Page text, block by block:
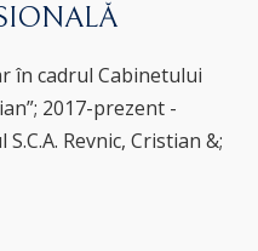
în cadrul Cabinetului
2017-prezent -
Revnic, Cristian &;